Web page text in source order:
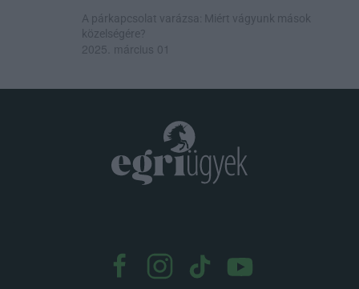
A párkapcsolat varázsa: Miért vágyunk mások
közelségére?
2025. március 01